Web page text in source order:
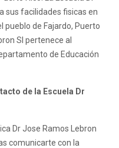
sus facilidades fisicas en
pueblo de Fajardo, Puerto
SI pertenece al
de Educación
de la Escuela Dr
Dr Jose Ramos Lebron
comunicarte con la